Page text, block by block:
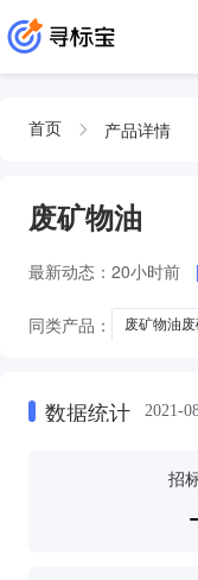
首页 产品详情
废矿物油
最新动态： 20小时前
同类产品： 废矿物油
数据统计 2021-
招
-